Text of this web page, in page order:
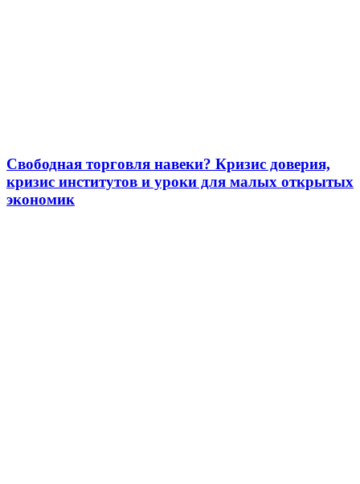
Свободная торговля навеки? Кризис доверия,
кризис институтов и уроки для малых открытых
экономик